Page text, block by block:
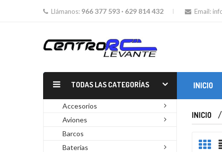
Llámanos: 966 377 593 · 629 814 432 Email:
TODAS LAS CATEGORÍAS INICIO
Accesorios
Aviones
Barcos
Baterías
INICIO